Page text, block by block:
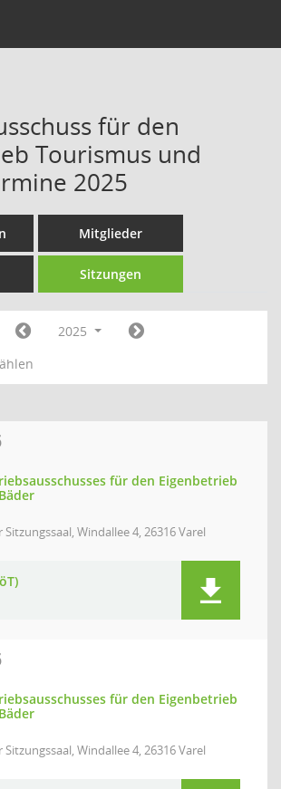
für den
Tourismus und
2025
Mitglieder
Sitzungen
2025
für den Eigenbetrieb
Windallee 4, 26316 Varel
für den Eigenbetrieb
Windallee 4, 26316 Varel